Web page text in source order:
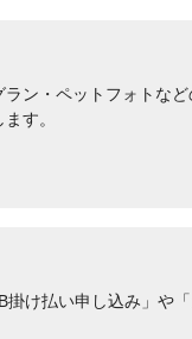
ン・ペットフォトな
す。
け払い申し込み」や